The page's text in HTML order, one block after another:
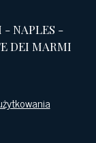
-NAPLES -
DEI MARMI